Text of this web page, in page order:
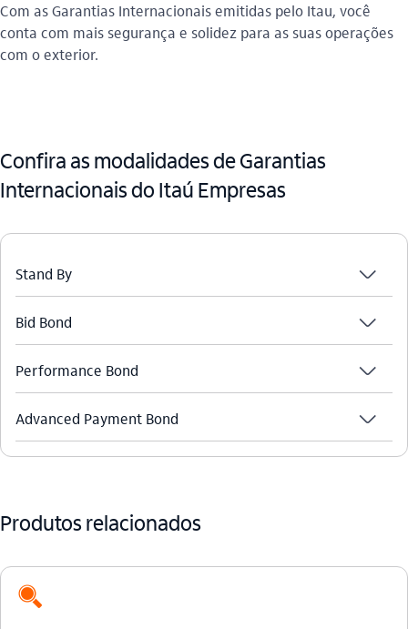
Com as Garantias Internacionais emitidas pelo Itau, você
conta com mais segurança e solidez para as suas operações
com o exterior.
Confira as modalidades de Garantias
Internacionais do Itaú Empresas
Stand By seta_baixo
Bid Bond seta_baixo
Performance Bond seta_baixo
Advanced Payment Bond seta_baixo
Produtos relacionados
icon-itaufonts_busca_consulta